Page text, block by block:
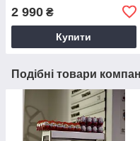
склянок
2 990 ₴
Купити
Подібні товари